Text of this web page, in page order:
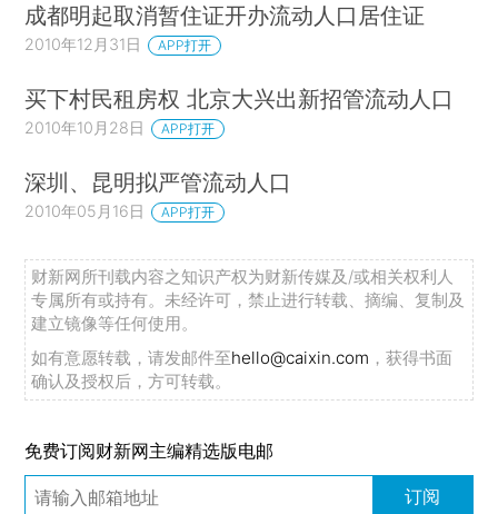
成都明起取消暂住证开办流动人口居住证
2010年12月31日 APP打开
买下村民租房权 北京大兴出新招管流动人口
2010年10月28日 APP打开
深圳、昆明拟严管流动人口
2010年05月16日 APP打开
财新网所刊载内容之知识产权为财新传媒及/或相关权利人
专属所有或持有。未经许可，禁止进行转载、摘编、复制及
建立镜像等任何使用。
如有意愿转载，请发邮件至hello@caixin.com ，获得书面
确认及授权后，方可转载。
免费订阅财新网主编精选版电邮
订阅